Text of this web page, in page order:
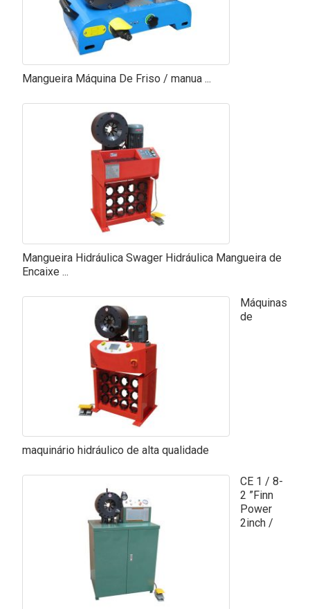
Mangueira Máquina De Friso / manua ...
Mangueira Hidráulica Swager Hidráulica Mangueira de
Encaixe ...
Máquinas
de
maquinário hidráulico de alta qualidade
CE 1 / 8-
2 ”Finn
Power
2inch /